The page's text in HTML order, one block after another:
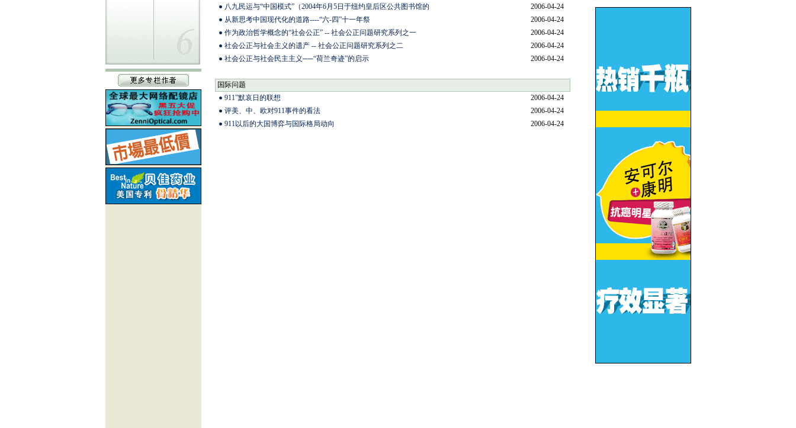
八九民运与“中国模式”（2004年6月5日于纽约皇后区公共图书馆的
2006-04-24
从新思考中国现代化的道路----“六-四”十一年祭
2006-04-24
作为政治哲学概念的“社会公正” -- 社会公正问题研究系列之一
2006-04-24
社会公正与社会主义的遗产 -- 社会公正问题研究系列之二
2006-04-24
社会公正与社会民主主义──“荷兰奇迹”的启示
2006-04-24
国际问题
911”默哀日的联想
2006-04-24
评美、中、欧对911事件的看法
2006-04-24
911以后的大国博弈与国际格局动向
2006-04-24